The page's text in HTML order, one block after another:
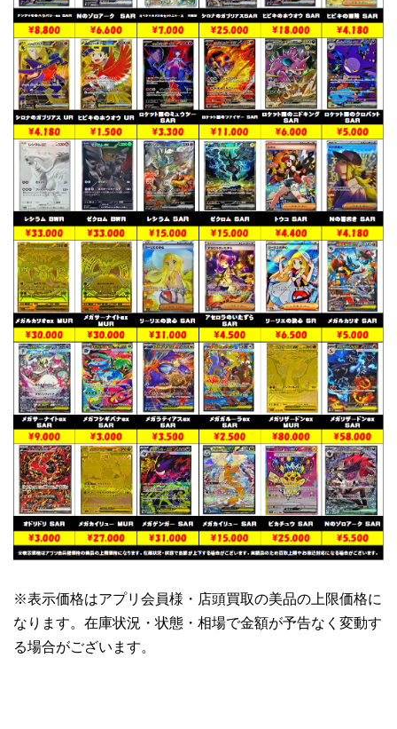
※表示価格はアプリ会員様・店頭買取の美品の上限価格に
なります。在庫状況・状態・相場で金額が予告なく変動す
る場合がございます。